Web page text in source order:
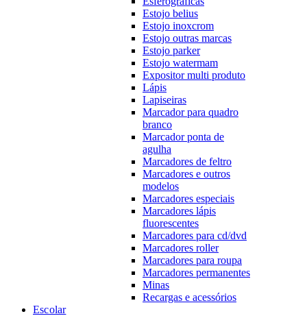
Estojo belius
Estojo inoxcrom
Estojo outras marcas
Estojo parker
Estojo watermam
Expositor multi produto
Lápis
Lapiseiras
Marcador para quadro
branco
Marcador ponta de
agulha
Marcadores de feltro
Marcadores e outros
modelos
Marcadores especiais
Marcadores lápis
fluorescentes
Marcadores para cd/dvd
Marcadores roller
Marcadores para roupa
Marcadores permanentes
Minas
Recargas e acessórios
Escolar